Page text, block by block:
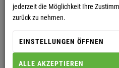
CARGO SHORT BOODY
jederzeit die Möglichkeit Ihre
zurück zu nehmen.
EINSTELLUNGEN ÖFFNEN
ALLE AKZEPTIEREN